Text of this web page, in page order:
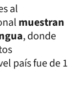
al
muestran
, donde
país fue de 1